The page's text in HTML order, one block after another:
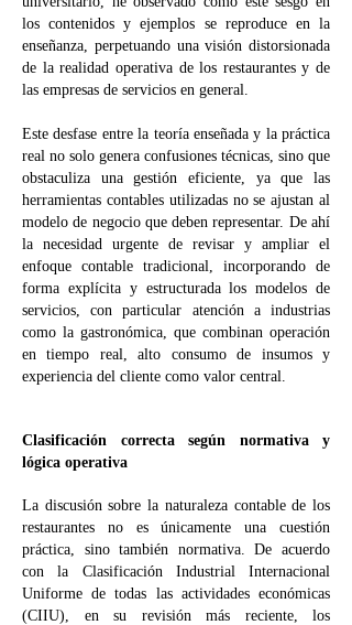
los contenidos y ejemplos se reproduce en la
enseñanza, perpetuando una visión distorsionada
de la realidad operativa de los restaurantes y de
las empresas de servicios en general.
Este desfase entre la teoría enseñada y la práctica
real no solo genera confusiones técnicas, sino que
obstaculiza una gestión eficiente, ya que las
herramientas contables utilizadas no se ajustan al
modelo de negocio que deben representar. De ahí
la necesidad urgente de revisar y ampliar el
enfoque contable tradicional, incorporando de
forma explícita y estructurada los modelos de
servicios, con particular atención a industrias
como la gastronómica, que combinan operación
en tiempo real, alto consumo de insumos y
experiencia del cliente como valor central.
Clasificación correcta según normativa y
lógica operativa
La discusión sobre la naturaleza contable de los
restaurantes no es únicamente una cuestión
práctica, sino también normativa. De acuerdo
con la Clasificación Industrial Internacional
Uniforme de todas las actividades económicas
(CIIU), en su revisión más reciente, los